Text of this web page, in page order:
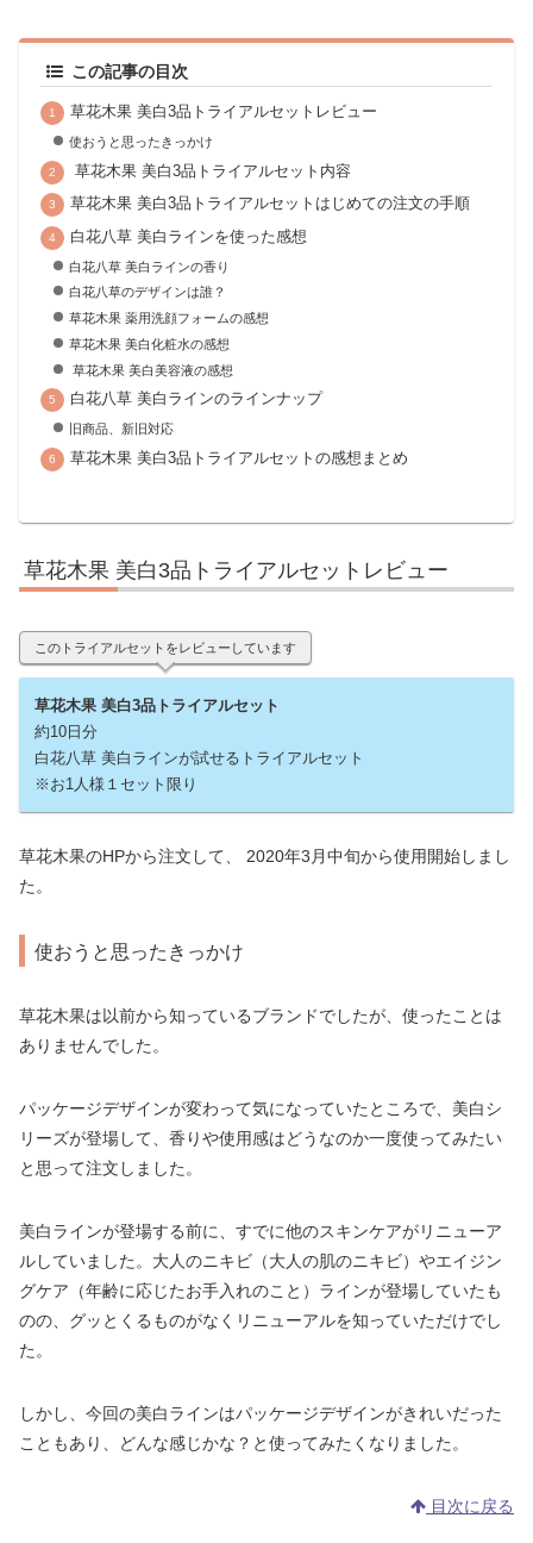
この記事の目次
草花木果 美白3品トライアルセットレビュー
使おうと思ったきっかけ
草花木果 美白3品トライアルセット内容
草花木果 美白3品トライアルセットはじめての注文の手順
白花八草 美白ラインを使った感想
白花八草 美白ラインの香り
白花八草のデザインは誰？
草花木果 薬用洗顔フォームの感想
草花木果 美白化粧水の感想
草花木果 美白美容液の感想
白花八草 美白ラインのラインナップ
旧商品、新旧対応
草花木果 美白3品トライアルセットの感想まとめ
草花木果 美白3品トライアルセットレビュー
このトライアルセットをレビューしています
草花木果 美白3品トライアルセット
約10日分
白花八草 美白ラインが試せるトライアルセット
※お1人様１セット限り
草花木果のHPから注文して、 2020年3月中旬から使用開始しまし
た。
使おうと思ったきっかけ
草花木果は以前から知っているブランドでしたが、使ったことは
ありませんでした。
パッケージデザインが変わって気になっていたところで、美白シ
リーズが登場して、香りや使用感はどうなのか一度使ってみたい
と思って注文しました。
美白ラインが登場する前に、すでに他のスキンケアがリニューア
ルしていました。大人のニキビ（大人の肌のニキビ）やエイジン
グケア（年齢に応じたお手入れのこと）ラインが登場していたも
のの、グッとくるものがなくリニューアルを知っていただけでし
た。
しかし、今回の美白ラインはパッケージデザインがきれいだった
こともあり、どんな感じかな？と使ってみたくなりました。
目次に戻る